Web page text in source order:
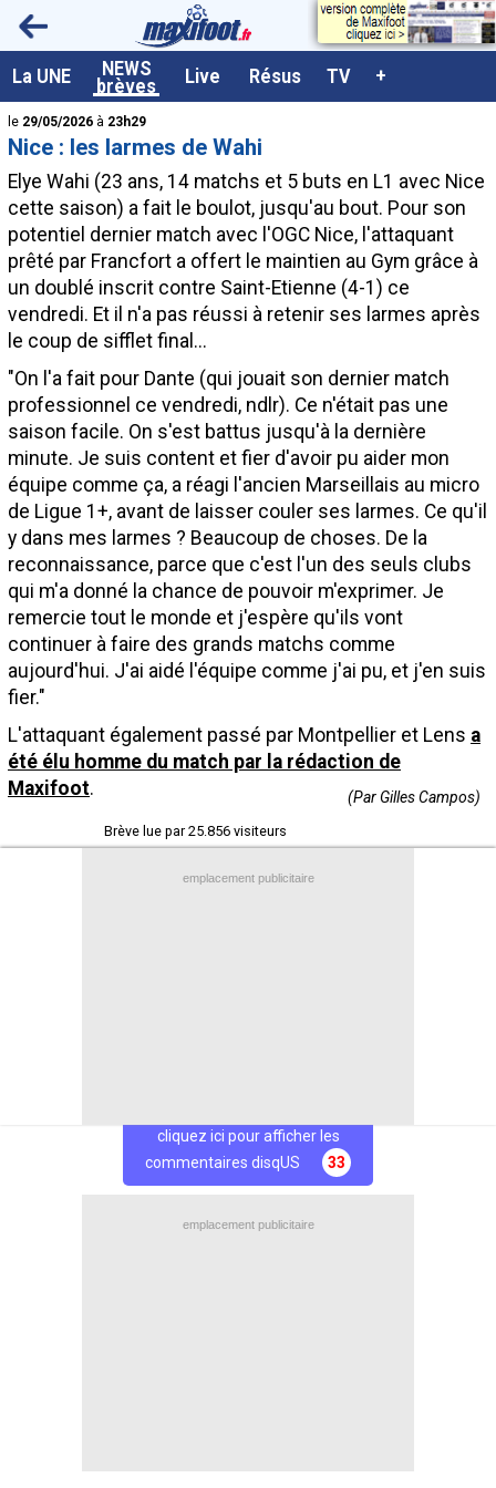
La UNE NEWS
brèves Live Résus TV +
<
le 29/05/2026 à 23h29
Nice : les larmes de Wahi
Elye Wahi (23 ans, 14 matchs et 5 buts en L1 avec Nice
cette saison) a fait le boulot, jusqu'au bout. Pour son
potentiel dernier match avec l'OGC Nice, l'attaquant
prêté par Francfort a offert le maintien au Gym grâce à
un doublé inscrit contre Saint-Etienne (4-1) ce
vendredi. Et il n'a pas réussi à retenir ses larmes après
le coup de sifflet final...
"On l'a fait pour Dante (qui jouait son dernier match
professionnel ce vendredi, ndlr). Ce n'était pas une
saison facile. On s'est battus jusqu'à la dernière
minute. Je suis content et fier d'avoir pu aider mon
équipe comme ça, a réagi l'ancien Marseillais au micro
de Ligue 1+, avant de laisser couler ses larmes. Ce qu'il
y dans mes larmes ? Beaucoup de choses. De la
reconnaissance, parce que c'est l'un des seuls clubs
qui m'a donné la chance de pouvoir m'exprimer. Je
remercie tout le monde et j'espère qu'ils vont
continuer à faire des grands matchs comme
aujourd'hui. J'ai aidé l'équipe comme j'ai pu, et j'en suis
fier."
L'attaquant également passé par Montpellier et Lens a
été élu homme du match par la rédaction de
Maxifoot. (Par Gilles Campos)
Brève lue par 25.856 visiteurs
emplacement publicitaire
cliquez ici pour afficher les
commentaires disqUS
33
emplacement publicitaire
A la UNE
Dernières brèves
Live / Matchs en direct
Résultats et Classements
Class. buteurs européens
Programme TV foot
Vidéos
Sondages
Tableau transferts L1
Taille de la police
Paramètrages / Options
Contact / Signaler un bug
Recrutement Maxifoot
Mentions légales
site web Maxifoot.fr